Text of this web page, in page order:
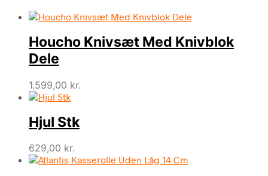
Houcho Knivsæt Med Knivblok
Dele
1.599,00 kr.
Hjul Stk
629,00 kr.